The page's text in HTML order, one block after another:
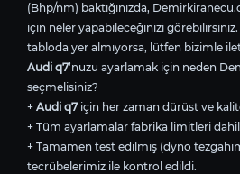
(Bhp/nm) baktığınızda,
için neler yapabileceğinizi
tabloda yer almıyorsa, lütfen bizimle
Audi q7’nuzu ayarlamak için neden
seçmelisiniz?
+ Audi q7için her zaman dürüst ve
+ Tüm ayarlamalar fabrika limitleri
+ Tamamen test edilmiş (dyno
tecrübelerimiz ile kontrol edildi.